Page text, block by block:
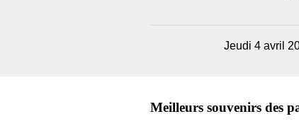
Jeudi 4 avril
Meilleurs souvenirs des